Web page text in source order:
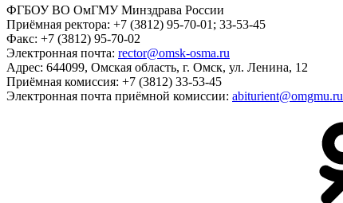
ФГБОУ ВО ОмГМУ Минздрава России
Приёмная ректора: +7 (3812) 95-70-01; 33-53-45
Факс: +7 (3812) 95-70-02
Электронная почта: rector@omsk-osma.ru
Адрес: 644099, Омская область, г. Омск, ул. Ленина, 12
Приёмная комиссия: +7 (3812) 33-53-45
Электронная почта приёмной комиссии: abiturient@omgmu.ru